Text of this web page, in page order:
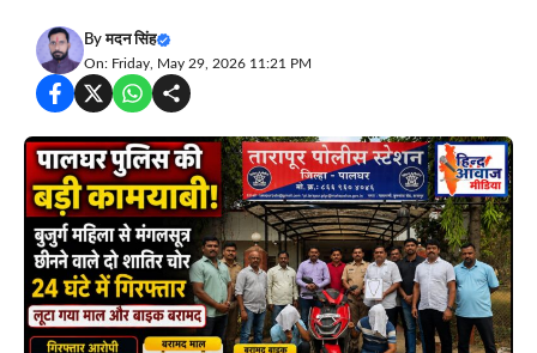
Byमदन सिंह
On: Friday, May 29, 2026 11:21 PM